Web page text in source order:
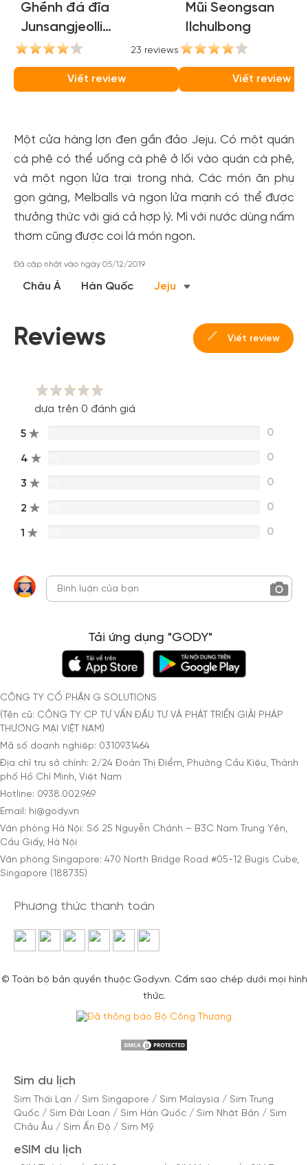
Ghềnh đá đĩa
Junsangjeolli
(Jusangjeolli Cliffs)23 reviews
Viết review
Mũi Seongsan
Ilchulbong
Viết review
Một cửa hàng lợn đen gần đảo Jeju. Có một quán
cà phê có thể uống cà phê ở lối vào quán cà phê,
và một ngọn lửa trại trong nhà. Các món ăn phụ
gọn gàng, Melballs và ngọn lửa mạnh có thể được
thưởng thức với giá cả hợp lý. Mì với nước dùng nấm
thơm cũng được coi là món ngon.
Đã cập nhật vào ngày 05/12/2019
Châu Á Hàn Quốc Jeju
Reviews Viết review
dựa trên 0 đánh giá
5 0
4 0
3 0
2 0
1 0
Tải ứng dụng "GODY"
CÔNG TY CỔ PHẦN G SOLUTIONS
(Tên cũ: CÔNG TY CP TƯ VẤN ĐẦU TƯ VÀ PHÁT TRIỂN GIẢI PHÁP
THƯƠNG MẠI VIỆT NAM)
Mã số doanh nghiệp: 0310931464
Địa chỉ trụ sở chính: 2/24 Đoàn Thị Điểm, Phường Cầu Kiệu, Thành
phố Hồ Chí Minh, Việt Nam
Hotline: 0938.002.969
Email: hi@gody.vn
Văn phòng Hà Nội: Số 25 Nguyễn Chánh – B3C Nam Trung Yên,
Cầu Giấy, Hà Nội
Văn phòng Singapore: 470 North Bridge Road #05-12 Bugis Cube,
Singapore (188735)
Phương thức thanh toán
© Toàn bộ bản quyền thuộc Gody.vn. Cấm sao chép dưới mọi hình
thức.
Sim du lịch
Sim Thái Lan / Sim Singapore / Sim Malaysia / Sim Trung
Quốc / Sim Đài Loan / Sim Hàn Quốc / Sim Nhật Bản / Sim
Châu Âu / Sim Ấn Độ / Sim Mỹ
eSIM du lịch
nhận ngay các ưu đãihấp dẫn
Đăng ký
Hoặc đăng nhập bằng